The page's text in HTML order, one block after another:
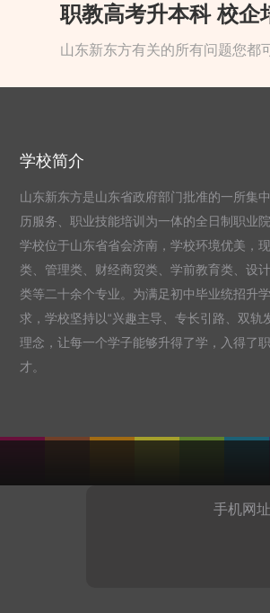
职教高考升本科 校企
山东新东方有关的所有问题您都
学校简介
山东新东方是山东省政府部门批准的一所集
历服务、职业技能培训为一体的全日制职业院
学校位于山东省省会济南，学校环境优美，
类、管理类、财经商贸类、学前教育类、设
类等二十余个专业。为满足初中毕业统招升
求，学校坚持以“兴趣主导、专长引路、双轨
理念，让每一个学子能够升得了学，入得了
才。
手机网址